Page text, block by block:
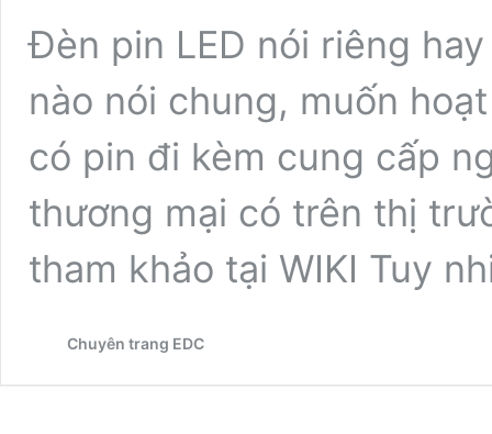
Đèn pin LED nói riêng
nào nói chung, muốn
có pin đi kèm cung cấp
thương mại có trên thị
tham khảo tại WIKI Tuy
Chuyên trang EDC